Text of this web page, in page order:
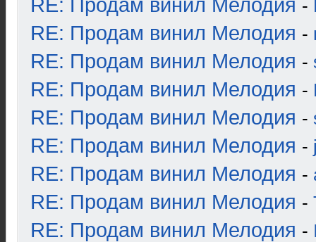
RE: Продам винил Мелодия -
RE: Продам винил Мелодия -
RE: Продам винил Мелодия -
RE: Продам винил Мелодия -
RE: Продам винил Мелодия -
RE: Продам винил Мелодия -
RE: Продам винил Мелодия -
RE: Продам винил Мелодия -
RE: Продам винил Мелодия -